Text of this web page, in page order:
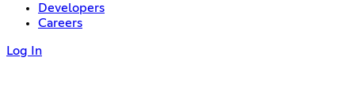
Developers
Careers
Log In